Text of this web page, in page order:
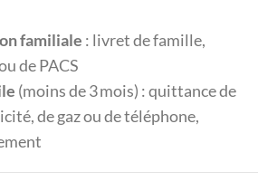
familiale : livret de famille,
de PACS
(moins de 3 mois) : quittance de
de gaz ou de téléphone,